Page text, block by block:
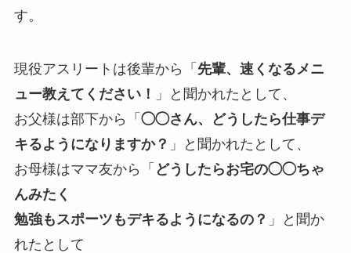
す。
現役アスリートは後輩から「 先輩、速くなるメニ
ュー教えてください！
」と聞かれたとして、
お父様は部下から「 ◯◯さん、どうしたら仕事デ
キるようになりますか？ 」と聞かれたとして、
お母様はママ友から「 どうしたらお宅の◯◯ちゃ
んみたく
勉強もスポーツもデキるようになるの？ 」と聞か
れたとして